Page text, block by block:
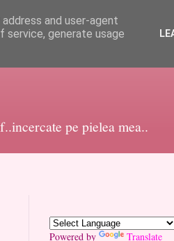
pe pielea mea..
Powered by Translate
and user-agent
service, generate usage